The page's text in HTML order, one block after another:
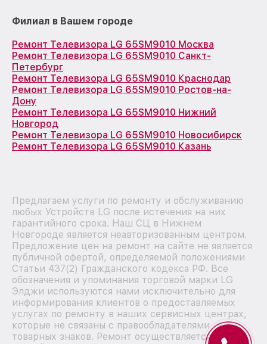
Филиал в Вашем городе
Ремонт Телевизора LG 65SM9010 Москва
Ремонт Телевизора LG 65SM9010 Санкт-
Петербург
Ремонт Телевизора LG 65SM9010 Краснодар
Ремонт Телевизора LG 65SM9010 Ростов-на-
Дону
Ремонт Телевизора LG 65SM9010 Нижний
Новгород
Ремонт Телевизора LG 65SM9010 Новосибирск
Ремонт Телевизора LG 65SM9010 Казань
Предлагаем услуги по ремонту и обслуживанию
любых Устройств LG после истечения на них
гарантийного срока. Наш СЦ в Нижнем
Новгороде является неавторизованным центром.
Предложение цен на ремонт на сайте не является
публичной офертой, определяемой положениями
Статьи 437(2) Гражданского кодекса РФ. Все
обозначения и упоминания торговой марки LG
Элджи используются нами исключительно для
информирования клиентов о предоставляемых
услугах по ремонту в наших сервисных центрах,
которые не связаны с правообладателями
товарных знаков. Ремонт осуществляется для